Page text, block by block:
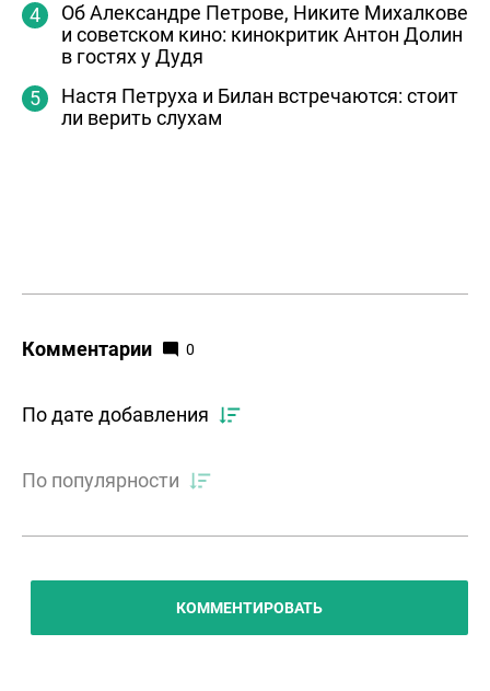
Об Александре Петрове, Никите Михалкове
и советском кино: кинокритик Антон Долин
в гостях у Дудя
Настя Петруха и Билан встречаются: стоит
ли верить слухам
Комментарии 0
По дате добавления
По популярности
КОММЕНТИРОВАТЬ